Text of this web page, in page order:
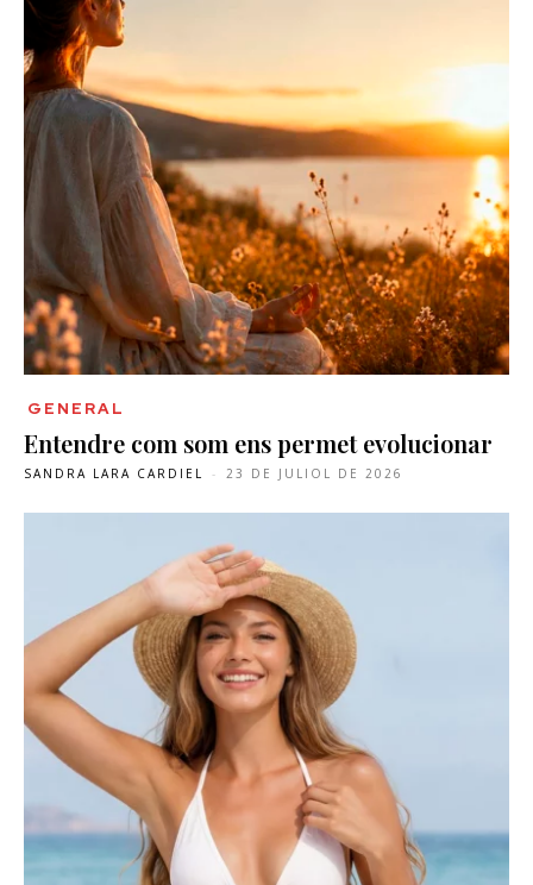
GENERAL
Entendre com som ens permet evolucionar
SANDRA LARA CARDIEL - 23 DE JULIOL DE 2026